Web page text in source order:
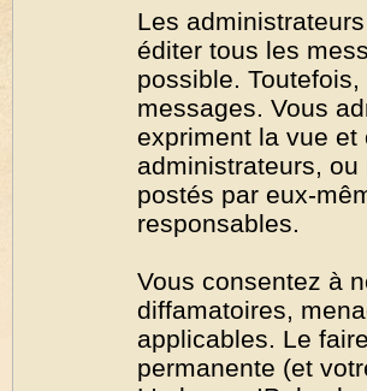
Les
éditer tous les
possible.
messages. Vous
expriment la vue
administrateurs,
postés par eux-
responsables.
Vous consentez à
diffamatoires,
applicables. Le
permanente (et